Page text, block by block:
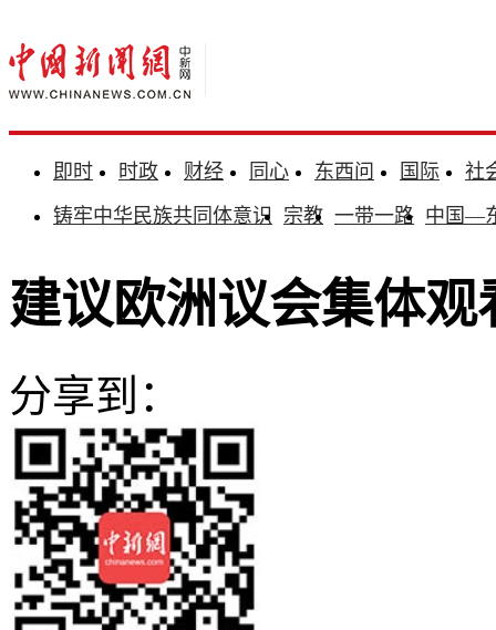
即时 时政 财经 同心 东西问 国际
社
铸牢中华民族共同体意识 宗教 一带一路 中国—
建议欧洲议会集体
分享到：